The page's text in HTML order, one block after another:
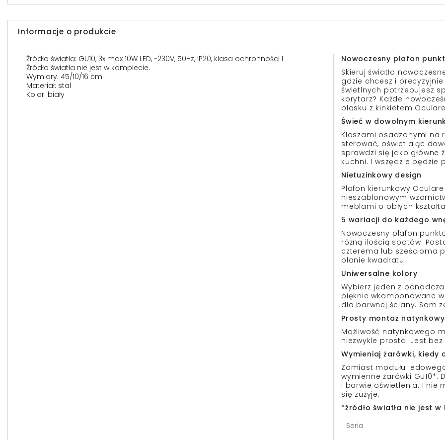
Informacje o produkcie
Źródło światła: GU10, 3x max 10W LED, ~230V, 50Hz, IP20, klasa ochronności I
Źródło światła nie jest w komplecie.
Wymiary: 45/10/16 cm
Materiał: stal
Kolor: biały
Nowoczesny plafon
Skieruj światło
gdzie chcesz i
świetlnych potrzebujesz
korytarz? Każde
blasku z kinkietem
Świeć w dowolnym
Kloszami osadzonymi na
sterować, oświetlając
sprawdzi się jako główne
kuchni. I wszędzie będzie
Nietuzinkowy design
Plafon kierunkowy
nieszablonowym
meblami o obłych
5 wariacji do każdego
Nowoczesny plafon
różną ilością spotów.
czterema lub sześcioma
planie kwadratu.
Uniwersalne kolory
Wybierz jeden z
pięknie wkomponowane
dla barwnej ściany. Sam
Prosty montaż natynkowy
Możliwość natynkowego
niezwykle prosta. Jest
Wymieniaj żarówki, kiedy
Zamiast modułu
wymienne żarówki
i barwie oświetlenia. I nie
się zużyje.
*źródło światła nie jest
Seria